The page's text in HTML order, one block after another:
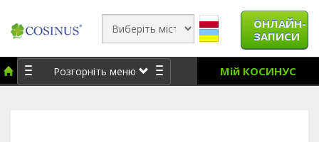
ОНЛАЙН-
ЗАПИСИ
Розгорніть меню Мій КОСИНУС